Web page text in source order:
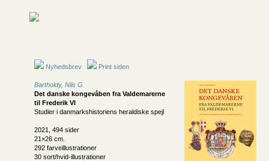
Nyhedsbrev Print siden
Bartholdy, Nils G.
Det danske kongevåben fra Valde­marerne
til Frederik VI
Studier i danmarkshistoriens heraldiske spejl
2021, 494 sider
21×26 cm.
292 farveillustrationer
30 sort/hvid-illustrationer